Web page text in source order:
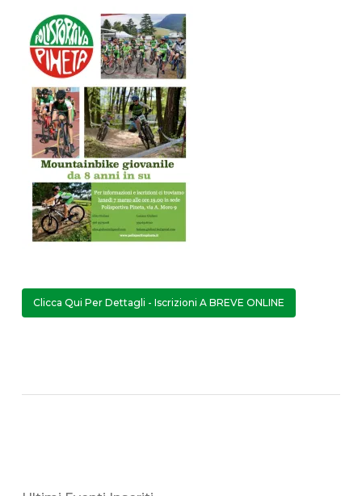
Clicca Qui Per Dettagli - Iscrizioni A BREVE ONLINE